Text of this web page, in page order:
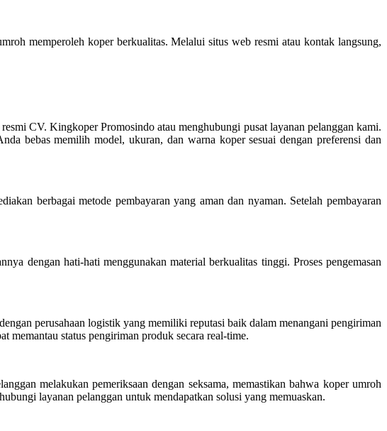
memperoleh koper berkualitas. Melalui situs web resmi atau kontak langsung,
CV. Kingkoper Promosindo atau menghubungi pusat layanan pelanggan kami.
bebas memilih model, ukuran, dan warna koper sesuai dengan preferensi dan
berbagai metode pembayaran yang aman dan nyaman. Setelah pembayaran
dengan hati-hati menggunakan material berkualitas tinggi. Proses pengemasan
perusahaan logistik yang memiliki reputasi baik dalam menangani pengiriman
memantau status pengiriman produk secara real-time.
melakukan pemeriksaan dengan seksama, memastikan bahwa koper umroh
layanan pelanggan untuk mendapatkan solusi yang memuaskan.